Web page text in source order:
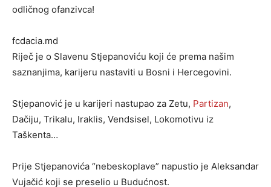
odličnog ofanzivca!
fcdacia.md
Riječ je o Slavenu Stjepanoviću koji će prema našim
saznanjima, karijeru nastaviti u Bosni i Hercegovini.
Stjepanović je u karijeri nastupao za Zetu, Partizan,
Dačiju, Trikalu, Iraklis, Vendsisel, Lokomotivu iz
Taškenta…
Prije Stjepanovića “nebeskoplave” napustio je Aleksandar
Vujačić koji se preselio u Budućnost.